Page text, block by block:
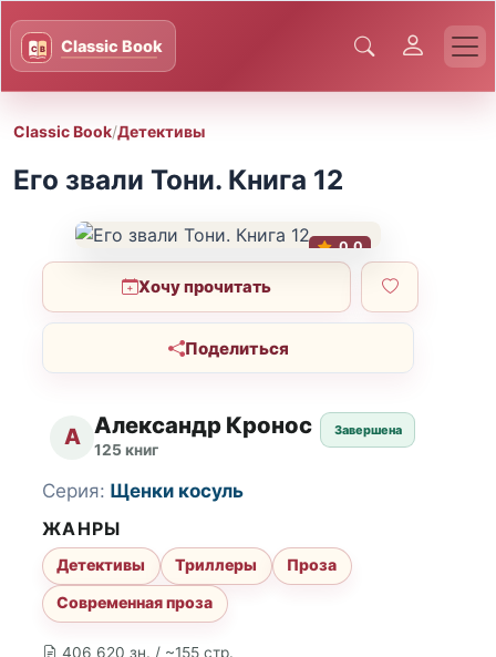
Classic Book/Детективы
Его звали Тони. Книга 12
0.0
Хочу прочитать
Поделиться
А Александр Кронос
125 книг
Завершена
406 620 зн. / ~155 стр.
Серия: Щенки косуль
ЖАНРЫ
Детективы Триллеры
Проза
Современная проза